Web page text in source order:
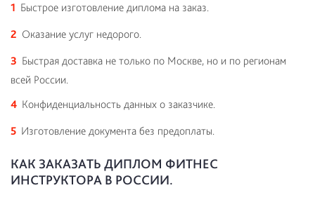
Быстрое изготовление диплома на заказ.
Оказание услуг недорого.
Быстрая доставка не только по Москве, но и по регионам
всей России.
Конфиденциальность данных о заказчике.
Изготовление документа без предоплаты.
КАК ЗАКАЗАТЬ ДИПЛОМ ФИТНЕС
ИНСТРУКТОРА В РОССИИ.